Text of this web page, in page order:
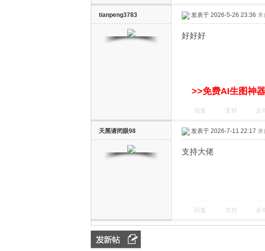
tianpeng3783 发表于 2026-5-26 23:36 来
好好好
>>免费AI生图神
回复 支持 反
天黑请闭眼98 发表于 2026-7-11 22:17 来
支持大佬
回复 支持 反